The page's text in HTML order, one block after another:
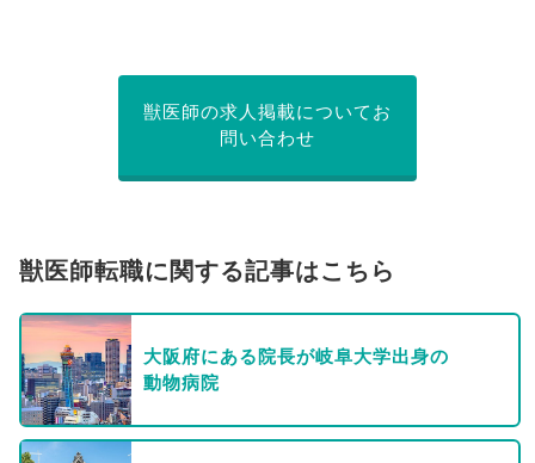
獣医師の求人掲載についてお
問い合わせ
獣医師転職に関する記事はこちら
大阪府にある院長が岐阜大学出身の
動物病院